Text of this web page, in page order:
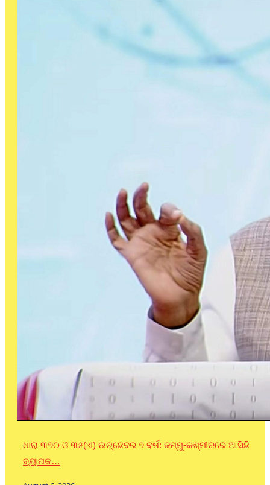
ଧାରା ୩୭୦ ଓ ୩୫(ଏ) ଉଚ୍ଛେଦର ୭ ବର୍ଷ: ଜମ୍ମୁ-କଶ୍ମୀରରେ ଆସିଛି
ବ୍ୟାପକ…